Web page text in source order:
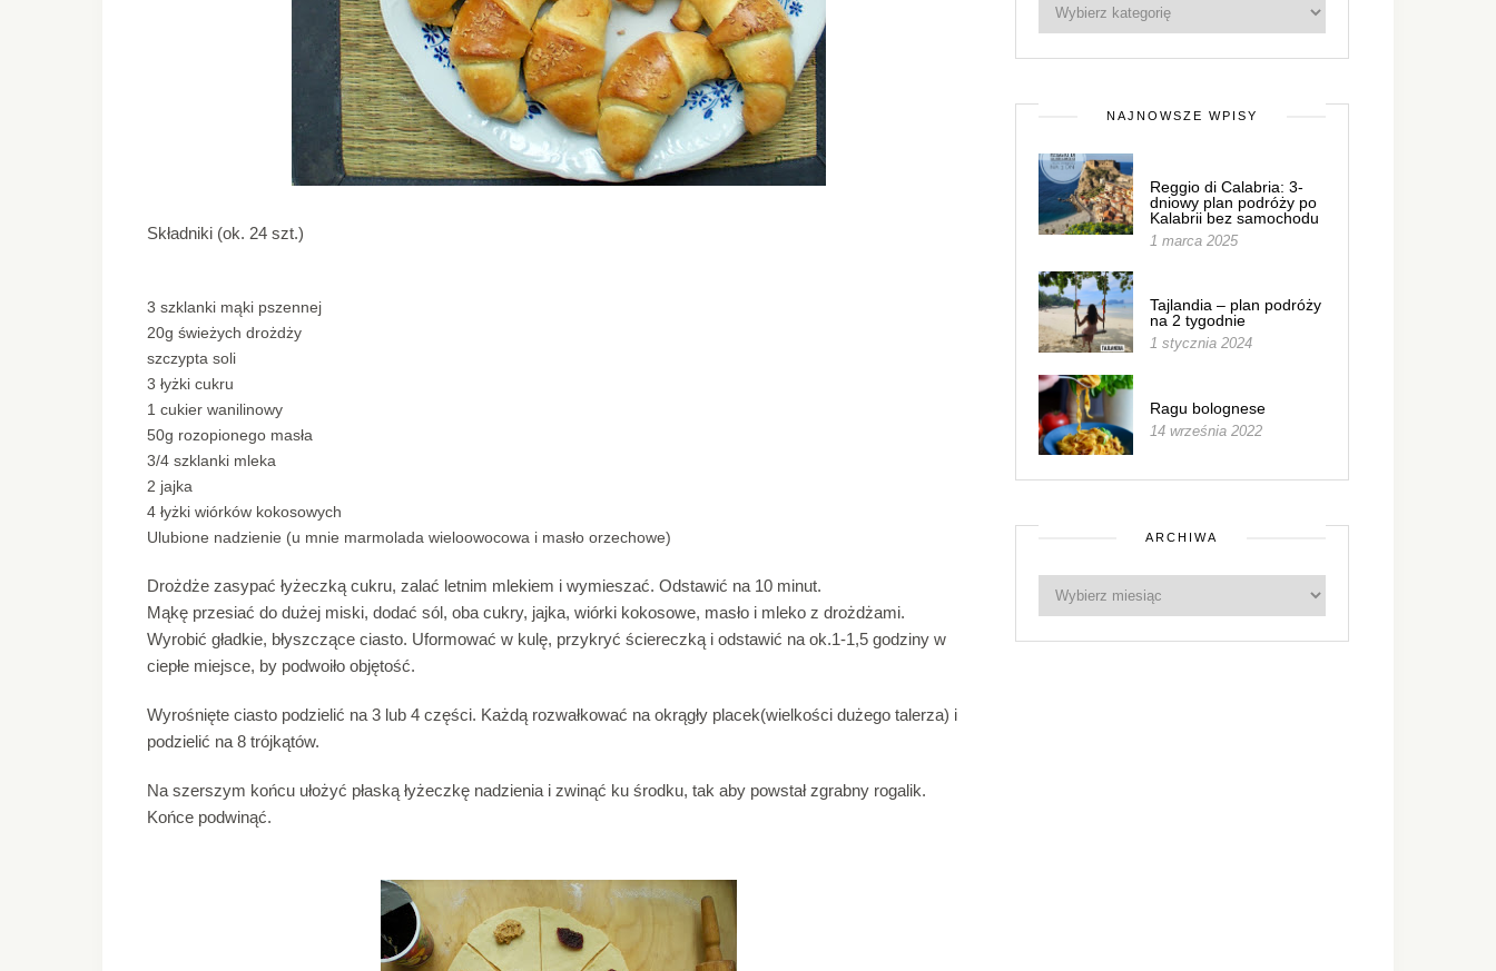
Składniki (ok. 24 szt.)
3 szklanki mąki pszennej
20g świeżych drożdży
szczypta soli
3 łyżki cukru
1 cukier wanilinowy
50g rozopionego masła
3/4 szklanki mleka
2 jajka
4 łyżki wiórków kokosowych
Ulubione nadzienie (u mnie marmolada wieloowocowa i masło orzechowe)
Drożdże zasypać łyżeczką cukru, zalać letnim mlekiem i wymieszać. Odstawić na 10 minut.
Mąkę przesiać do dużej miski, dodać sól, oba cukry, jajka, wiórki kokosowe, masło i mleko z drożdżami.
Wyrobić gładkie, błyszczące ciasto. Uformować w kulę, przykryć ściereczką i odstawić na ok.1-1,5 godziny w
ciepłe miejsce, by podwoiło objętość.
Wyrośnięte ciasto podzielić na 3 lub 4 części. Każdą rozwałkować na okrągły placek(wielkości dużego talerza) i
podzielić na 8 trójkątów.
Na szerszym końcu ułożyć płaską łyżeczkę nadzienia i zwinąć ku środku, tak aby powstał zgrabny rogalik.
Końce podwinąć.
NAJNOWSZE WPISY
Reggio di Calabria: 3-
dniowy plan podróży po
Kalabrii bez samochodu
1 marca 2025
Tajlandia – plan podróży
na 2 tygodnie
1 stycznia 2024
Ragu bolognese
14 września 2022
ARCHIWA